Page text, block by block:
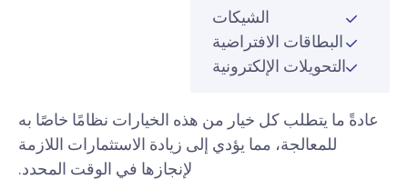
الشيكات
البطاقات الافتراضية
التحويلات الإلكترونية
عادةً ما يتطلب كل خيار من هذه الخيارات نظامًا خاصًا به
للمعالجة، مما يؤدي إلى زيادة الاستثمارات اللازمة
لإنجازها في الوقت المحدد.